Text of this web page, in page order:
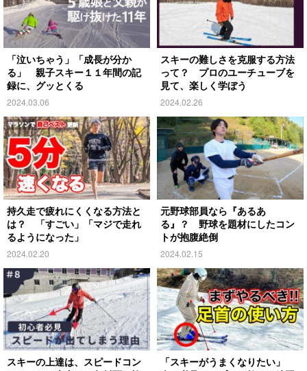
「泣いちゃう」「成長が分か
る」 親子スキー１１年間の記
録に、グッとくる
2024.03.06
スキーの難しさを克服する方法
って？ プロのユーチューブを
見て、楽しく学ぼう
2024.02.26
持久走で疲れにくくなる方法と
は？ 「すごい」「マジで走れ
るようになった」
2024.02.20
元野球部員なら『あるあ
る』？ 野球を題材にしたコン
トが抱腹絶倒
2024.02.15
スキーの上達は、スピードコン
「スキーがうまくなりたい」